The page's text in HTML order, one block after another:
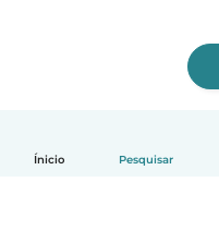
Ínicio Pesquisar